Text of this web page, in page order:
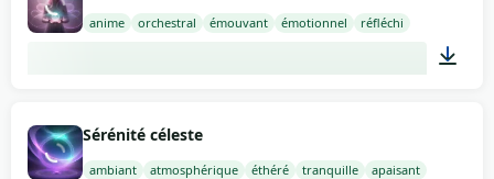
anime orchestral émouvant émotionnel réfléchi
Sérénité céleste
ambiant atmosphérique éthéré tranquille apaisant